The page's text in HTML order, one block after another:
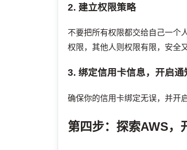
2. 建立权限策略
不要把所有权限都交给自己一个
权限，其他人则权限有限，安全
3. 绑定信用卡信息，开启通
确保你的信用卡绑定无误，并开
第四步：探索AWS，